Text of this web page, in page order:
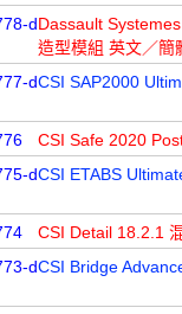
dDassault
造型模組 英文／簡
dCSI SAP2000
CSI Safe 2020
dCSI ETABS
CSI Detail 18.2.1
dCSI Bridge